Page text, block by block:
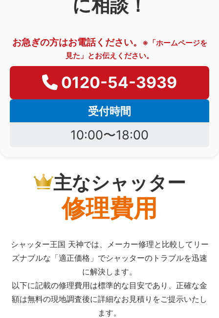
に相談！
お急ぎの方はお電話ください。
※「ホームページを
見た」とお伝えください。
0120-54-3939
受付時間
10:00〜18:00
主なシャッター
修理費用
シャッター王国 天神では、メーカー修理と比較してリー
ズナブルな「適正価格」でシャッターのトラブルを迅速
に解決します。
以下に記載の修理費用は標準的な目安であり、正確な金
額は無料の現地調査後に詳細なお見積りをご提示いたし
ます。